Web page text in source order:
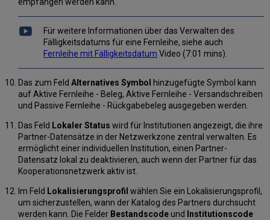
Für weitere Informationen über das Verwalten des
Fälligkeitsdatums für eine Fernleihe, siehe auch
Fernleihe mit Fälligkeitsdatum Video (7:01 mins).
Das zum Feld Alternatives Symbol
hinzugefügte Symbol kann
auf Aktive Fernleihe - Beleg, Aktive Fernleihe - Versandschreiben
und Passive Fernleihe - Rückgabebeleg ausgegeben werden.
Das Feld Lokaler Status wird für Institutionen angezeigt, die ihre
Partner-Datensätze in der Netzwerkzone zentral verwalten. Es
ermöglicht einer individuellen Institution, einen Partner-
Datensatz lokal zu deaktivieren, auch wenn der Partner für das
Kooperationsnetzwerk aktiv ist.
Im Feld Lokalisierungsprofil wählen Sie ein Lokalisierungsprofil,
um sicherzustellen, wann der Katalog des Partners durchsucht
werden kann. Die Felder Bestandscodeund
Institutionscode